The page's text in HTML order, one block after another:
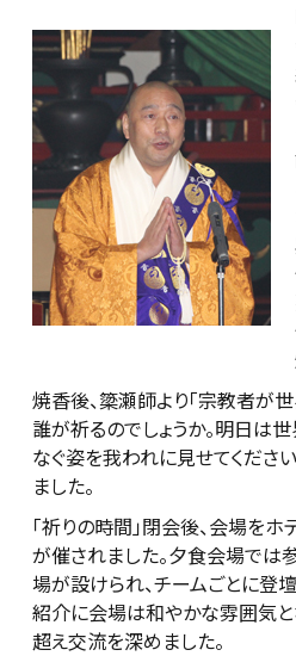
焼香後、簗瀬師より「宗教者が
誰が祈るのでしょうか。明日は
なぐ姿を我われに見せてくださ
ました。
「祈りの時間」閉会後、会場を
が催されました。夕食会場では
場が設けられ、チームごとに登
紹介に会場は和やかな雰囲気と
超え交流を深めました。